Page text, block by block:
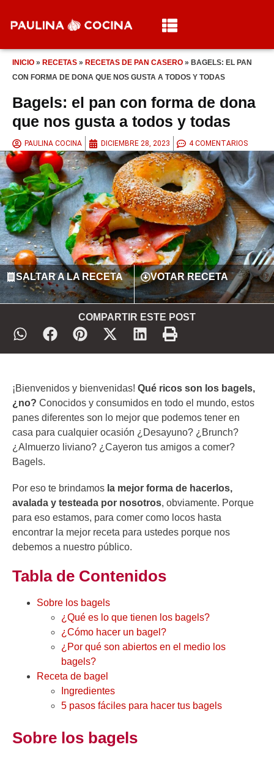
INICIO » RECETAS » RECETAS DE PAN CASERO » BAGELS: EL PAN
CON FORMA DE DONA QUE NOS GUSTA A TODOS Y TODAS
Bagels: el pan con forma de dona
que nos gusta a todos y todas
PAULINA COCINA DICIEMBRE 28, 2023 4 COMENTARIOS
SALTAR A LA RECETA VOTAR RECETA
COMPARTIR ESTE POST
¡Bienvenidos y bienvenidas! Qué ricos son los bagels,
¿no? Conocidos y consumidos en todo el mundo, estos
panes diferentes son lo mejor que podemos tener en
casa para cualquier ocasión ¿Desayuno? ¿Brunch?
¿Almuerzo liviano? ¿Cayeron tus amigos a comer?
Bagels.
Por eso te brindamos la mejor forma de hacerlos,
avalada y testeada por nosotros, obviamente. Porque
para eso estamos, para comer como locos hasta
encontrar la mejor receta para ustedes porque nos
debemos a nuestro público.
Tabla de Contenidos
Sobre los bagels
¿Qué es lo que tienen los bagels?
¿Cómo hacer un bagel?
¿Por qué son abiertos en el medio los
bagels?
Receta de bagel
Ingredientes
5 pasos fáciles para hacer tus bagels
Sobre los bagels